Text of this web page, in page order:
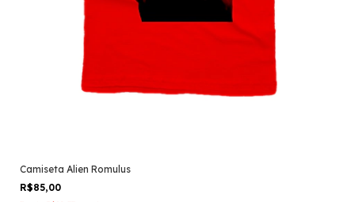
Camiseta Alien Romulus
R$85,00